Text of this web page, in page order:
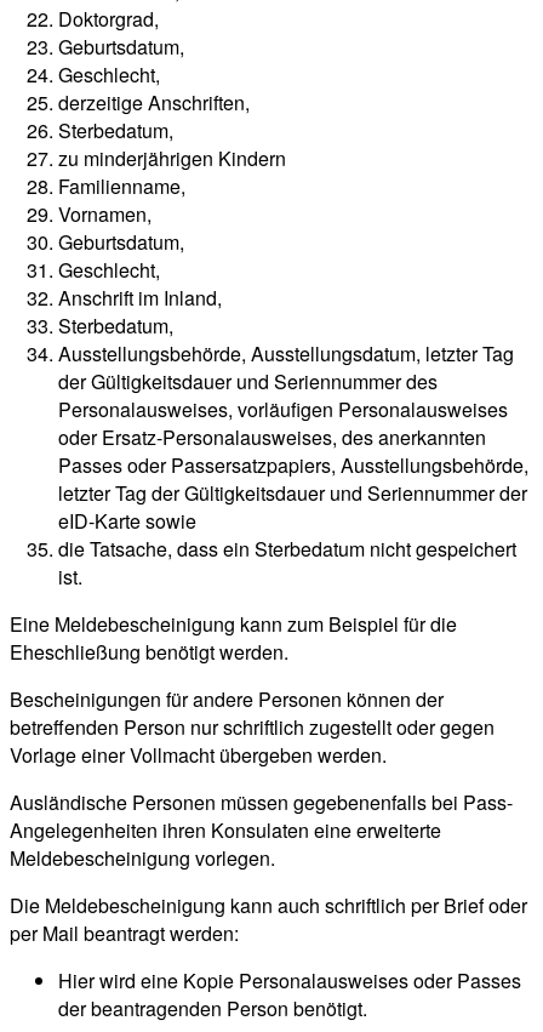
Doktorgrad,
Geburtsdatum,
Geschlecht,
derzeitige Anschriften,
Sterbedatum,
zu minderjährigen Kindern
Familienname,
Vornamen,
Geburtsdatum,
Geschlecht,
Anschrift im Inland,
Sterbedatum,
Ausstellungsbehörde, Ausstellungsdatum, letzter Tag
der Gültigkeitsdauer und Seriennummer des
Personalausweises, vorläufigen Personalausweises
oder Ersatz-Personalausweises, des anerkannten
Passes oder Passersatzpapiers, Ausstellungsbehörde,
letzter Tag der Gültigkeitsdauer und Seriennummer der
eID-Karte sowie
die Tatsache, dass ein Sterbedatum nicht gespeichert
ist.
Eine Meldebescheinigung kann zum Beispiel für die
Eheschließung benötigt werden.
Bescheinigungen für andere Personen können der
betreffenden Person nur schriftlich zugestellt oder gegen
Vorlage einer Vollmacht übergeben werden.
Ausländische Personen müssen gegebenenfalls bei Pass-
Angelegenheiten ihren Konsulaten eine erweiterte
Meldebescheinigung vorlegen.
Die Meldebescheinigung kann auch schriftlich per Brief oder
per Mail beantragt werden:
Hier wird eine Kopie Personalausweises oder Passes
der beantragenden Person benötigt.